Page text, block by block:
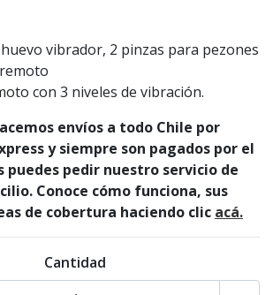
vibrador, 2 pinzas para pezones
con 3 niveles de vibración.
envíos a todo Chile por
y siempre son pagados por el
puedes pedir nuestro servicio de
Conoce cómo funciona, sus
de cobertura haciendo clic acá.
Cantidad